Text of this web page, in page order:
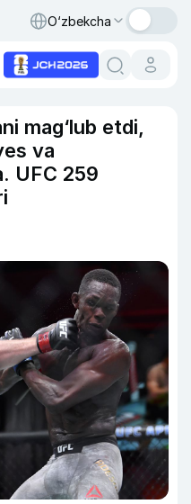
O‘zbekcha
mag‘lub etdi,
va
UFC 259